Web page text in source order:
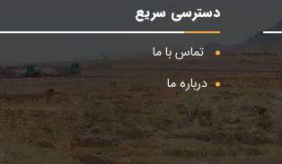
دسترسی سریع
تماس با ما
درباره ما